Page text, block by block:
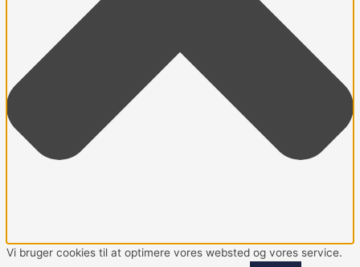
Vi bruger cookies til at optimere vores websted og vores service.